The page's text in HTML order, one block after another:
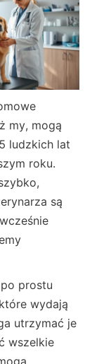
my, mogą
ludzkich lat
roku.
są
prostu
wydają
utrzymać je
wszelkie